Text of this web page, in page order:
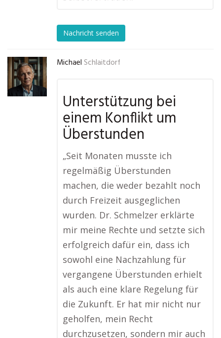
Nachricht senden
Michael Schlaitdorf
Unterstützung bei
einem Konflikt um
Überstunden
„Seit Monaten musste ich
regelmäßig Überstunden
machen, die weder bezahlt noch
durch Freizeit ausgeglichen
wurden. Dr. Schmelzer erklärte
mir meine Rechte und setzte sich
erfolgreich dafür ein, dass ich
sowohl eine Nachzahlung für
vergangene Überstunden erhielt
als auch eine klare Regelung für
die Zukunft. Er hat mir nicht nur
geholfen, mein Recht
durchzusetzen, sondern mir auch